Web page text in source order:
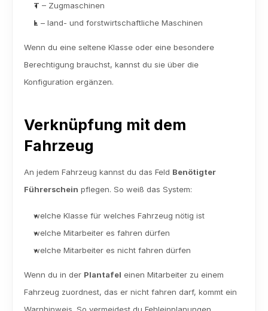
T – Zugmaschinen
L – land- und forstwirtschaftliche Maschinen
Wenn du eine seltene Klasse oder eine besondere
Berechtigung brauchst, kannst du sie über die
Konfiguration ergänzen.
Verknüpfung mit dem
Fahrzeug
An jedem Fahrzeug kannst du das Feld Benötigter
Führerschein pflegen. So weiß das System:
welche Klasse für welches Fahrzeug nötig ist
welche Mitarbeiter es fahren dürfen
welche Mitarbeiter es nicht fahren dürfen
Wenn du in der Plantafel einen Mitarbeiter zu einem
Fahrzeug zuordnest, das er nicht fahren darf, kommt ein